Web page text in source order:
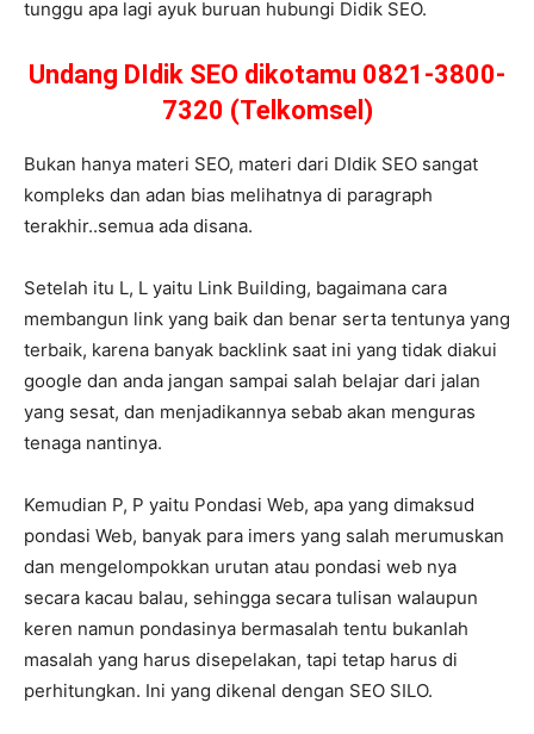
tunggu apa lagi ayuk buruan hubungi Didik SEO.
Undang DIdik SEO dikotamu 0821-3800-
7320 (Telkomsel)
Bukan hanya materi SEO, materi dari DIdik SEO sangat
kompleks dan adan bias melihatnya di paragraph
terakhir..semua ada disana.
Setelah itu L, L yaitu Link Building, bagaimana cara
membangun link yang baik dan benar serta tentunya yang
terbaik, karena banyak backlink saat ini yang tidak diakui
google dan anda jangan sampai salah belajar dari jalan
yang sesat, dan menjadikannya sebab akan menguras
tenaga nantinya.
Kemudian P, P yaitu Pondasi Web, apa yang dimaksud
pondasi Web, banyak para imers yang salah merumuskan
dan mengelompokkan urutan atau pondasi web nya
secara kacau balau, sehingga secara tulisan walaupun
keren namun pondasinya bermasalah tentu bukanlah
masalah yang harus disepelakan, tapi tetap harus di
perhitungkan. Ini yang dikenal dengan SEO SILO.